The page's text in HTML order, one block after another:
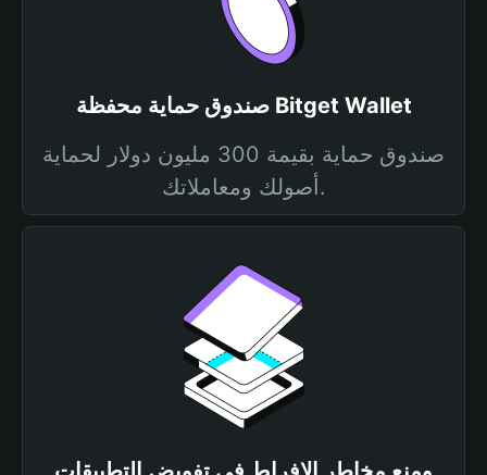
صندوق حماية محفظة Bitget Wallet
صندوق حماية بقيمة 300 مليون دولار لحماية
أصولك ومعاملاتك.